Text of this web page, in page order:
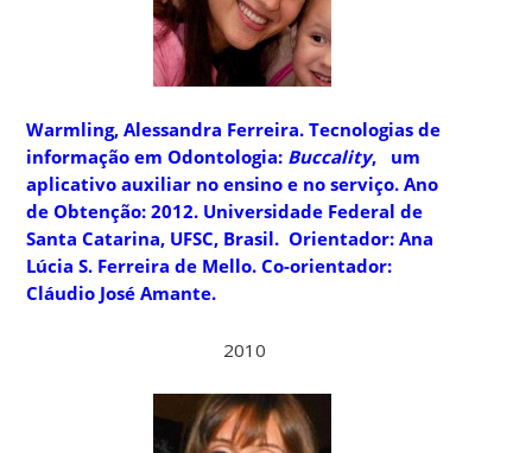
Warmling, Alessandra Ferreira. Tecnologias de
informação em Odontologia: Buccality, um
aplicativo auxiliar no ensino e no serviço. Ano
de Obtenção: 2012. Universidade Federal de
Santa Catarina, UFSC, Brasil. Orientador: Ana
Lúcia S. Ferreira de Mello. Co-orientador:
Cláudio José Amante.
2010